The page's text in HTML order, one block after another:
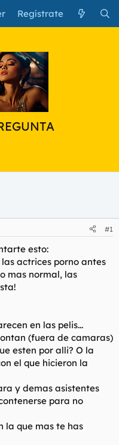
Regístrate
#1
esto:
actrices porno antes
mas normal, las
en las pelis...
(fuera de camaras)
esten por alli? O la
el que hicieron la
y demas asistentes
para no
la que mas te has